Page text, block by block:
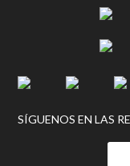
SÍGUENOS EN LAS